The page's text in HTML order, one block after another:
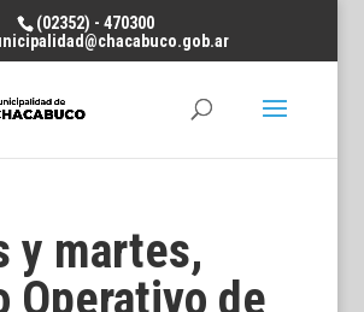
(02352) - 470300
y martes,
Operativo de